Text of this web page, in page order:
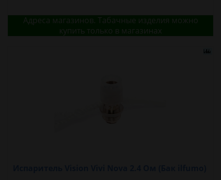
Адреса магазинов. Табачные изделия можно
купить только в магазинах